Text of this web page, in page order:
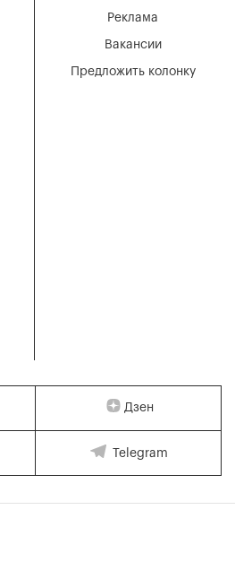
Вакансии
Реклама
Предложить колонку
Дзен
Telegram